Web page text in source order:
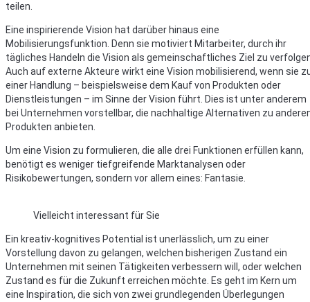
teilen.
Eine inspirierende Vision hat darüber hinaus eine
Mobilisierungsfunktion. Denn sie motiviert Mitarbeiter, durch ihr
tägliches Handeln die Vision als gemeinschaftliches Ziel zu
Auch auf externe Akteure wirkt eine Vision mobilisierend, wenn sie
einer Handlung – beispielsweise dem Kauf von Produkten oder
Dienstleistungen – im Sinne der Vision führt. Dies ist unter anderem
bei Unternehmen vorstellbar, die nachhaltige Alternativen zu
Produkten anbieten.
Um eine Vision zu formulieren, die alle drei Funktionen erfüllen kann,
benötigt es weniger tiefgreifende Marktanalysen oder
Risikobewertungen, sondern vor allem eines: Fantasie.
Vielleicht interessant für Sie
Ein kreativ-kognitives Potential ist unerlässlich, um zu einer
Vorstellung davon zu gelangen, welchen bisherigen Zustand ein
Unternehmen mit seinen Tätigkeiten verbessern will, oder welchen
Zustand es für die Zukunft erreichen möchte. Es geht im Kern um
eine Inspiration, die sich von zwei grundlegenden Überlegungen